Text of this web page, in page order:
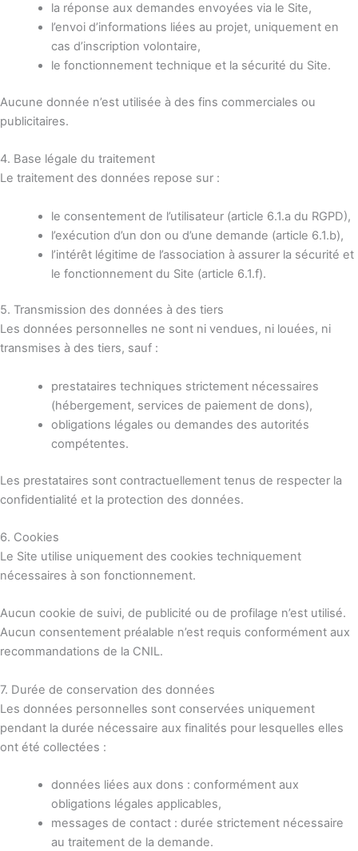
la réponse aux demandes envoyées via le Site,
l’envoi d’informations liées au projet, uniquement en
cas d’inscription volontaire,
le fonctionnement technique et la sécurité du Site.
Aucune donnée n’est utilisée à des fins commerciales ou
publicitaires.
4. Base légale du traitement
Le traitement des données repose sur :
le consentement de l’utilisateur (article 6.1.a du RGPD),
l’exécution d’un don ou d’une demande (article 6.1.b),
l’intérêt légitime de l’association à assurer la sécurité et
le fonctionnement du Site (article 6.1.f).
5. Transmission des données à des tiers
Les données personnelles ne sont ni vendues, ni louées, ni
transmises à des tiers, sauf :
prestataires techniques strictement nécessaires
(hébergement, services de paiement de dons),
obligations légales ou demandes des autorités
compétentes.
Les prestataires sont contractuellement tenus de respecter la
confidentialité et la protection des données.
6. Cookies
Le Site utilise uniquement des cookies techniquement
nécessaires à son fonctionnement.
Aucun cookie de suivi, de publicité ou de profilage n’est utilisé.
Aucun consentement préalable n’est requis conformément aux
recommandations de la CNIL.
7. Durée de conservation des données
Les données personnelles sont conservées uniquement
pendant la durée nécessaire aux finalités pour lesquelles elles
ont été collectées :
données liées aux dons : conformément aux
obligations légales applicables,
messages de contact : durée strictement nécessaire
au traitement de la demande.